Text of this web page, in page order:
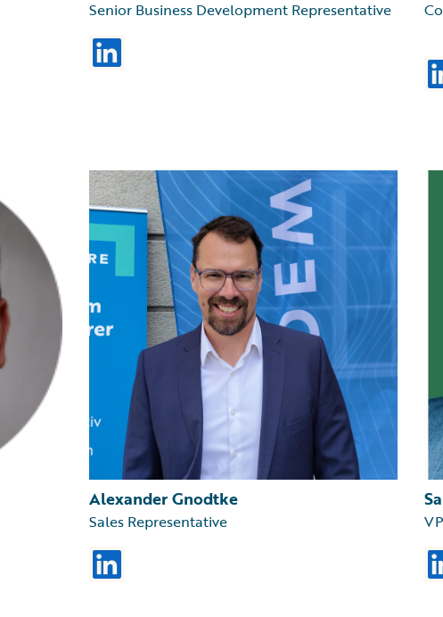
Senior Business Development Representative
Alexander Gnodtke
Sales Representative